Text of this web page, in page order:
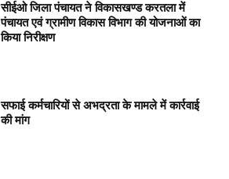
सीईओ जिला पंचायत ने विकासखण्ड करतला में
पंचायत एवं ग्रामीण विकास विभाग की योजनाओं का
किया निरीक्षण
सफाई कर्मचारियों से अभद्रता के मामले में कार्रवाई
की मांग